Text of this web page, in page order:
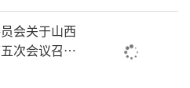
会关于山西
次会议召开